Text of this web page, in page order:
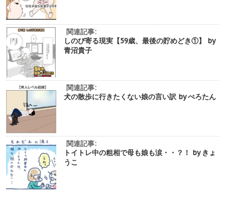
関連記事:
しのび寄る現実【59歳、最後の貯めどき①】 by
青沼貴子
関連記事:
犬の散歩に行きたくない娘の言い訳 by ぺろたん
関連記事:
トイトレ中の粗相で母も娘も涙・・？！ by きょ
うこ